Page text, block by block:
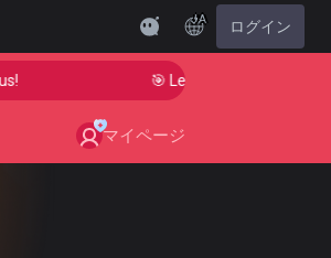
JA ログイン
🎯 Level Up Your Aim to
マイページ